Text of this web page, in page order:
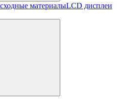
материалыLCD дисплеи